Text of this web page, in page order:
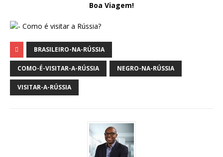
Boa Viagem!
BRASILEIRO-NA-RÚSSIA
COMO-É-VISITAR-A-RÚSSIA NEGRO-NA-RÚSSIA
VISITAR-A-RÚSSIA